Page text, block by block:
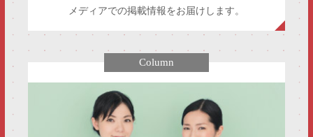
メディアでの掲載情報をお届けします。
Column